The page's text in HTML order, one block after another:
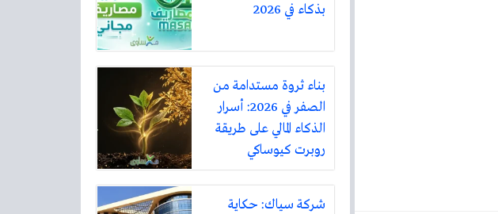
بذكاء في 2026
بناء ثروة مستدامة من
الصفر في 2026: أسرار
الذكاء المالي على طريقة
روبرت كيوساكي
شركة سياك: حكاية